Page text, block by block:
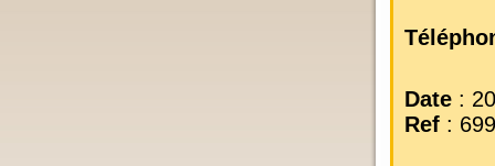
Date :
Ref :